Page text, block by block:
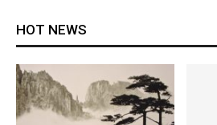
HOT NEWS